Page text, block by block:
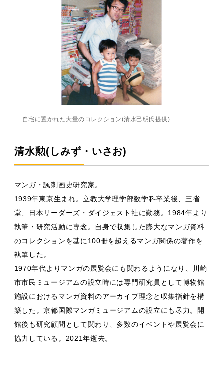
自宅に置かれた大量のコレクション(清水己明氏提供)
清水勲(しみず・いさお)
マンガ・諷刺画史研究家。
1939年東京生まれ。立教大学理学部数学科卒業後、三省
堂、日本リーダーズ・ダイジェスト社に勤務。1984年より
執筆・研究活動に専念。自身で収集した膨大なマンガ資料
のコレクションを基に100冊を超えるマンガ関係の著作を
執筆した。
1970年代よりマンガの展覧会にも関わるようになり、川崎
市市民ミュージアムの設立時には専門研究員として博物館
施設におけるマンガ資料のアーカイブ理念と収集指針を構
築した。京都国際マンガミュージアムの設立にも尽力。開
館後も研究顧問として関わり、多数のイベントや展覧会に
協力している。2021年逝去。